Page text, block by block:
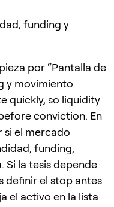
funding y
por “Pantalla de
y movimiento
quickly, so liquidity
conviction. En
si el mercado
funding,
Si la tesis depende
definir el stop antes
el activo en la lista